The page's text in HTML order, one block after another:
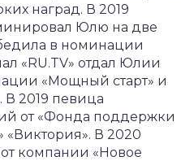
наград. В 2019
Юлю на две
в номинации
«RU.TV» отдал Юлии
«Мощный старт» и
В 2019 певица
от «Фонда поддержки
«Виктория». В 2020
компании «Новое